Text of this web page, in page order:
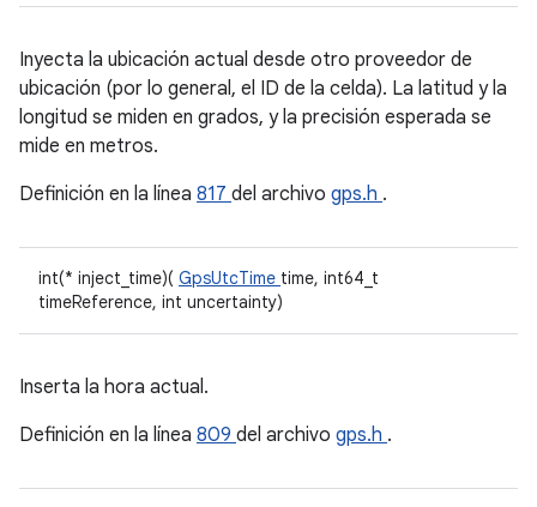
Inyecta la ubicación actual desde otro proveedor de
ubicación (por lo general, el ID de la celda). La latitud y la
longitud se miden en grados, y la precisión esperada se
mide en metros.
Definición en la línea 817 del archivo gps.h .
int(* inject_time)( GpsUtcTime time, int64_t
timeReference, int uncertainty)
Inserta la hora actual.
Definición en la línea 809 del archivo gps.h .